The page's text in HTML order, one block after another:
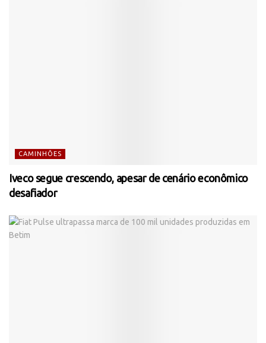
CAMINHÕES
Iveco segue crescendo, apesar de cenário econômico
desafiador